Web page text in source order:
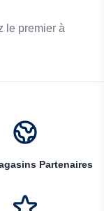
le premier à
Partenaires